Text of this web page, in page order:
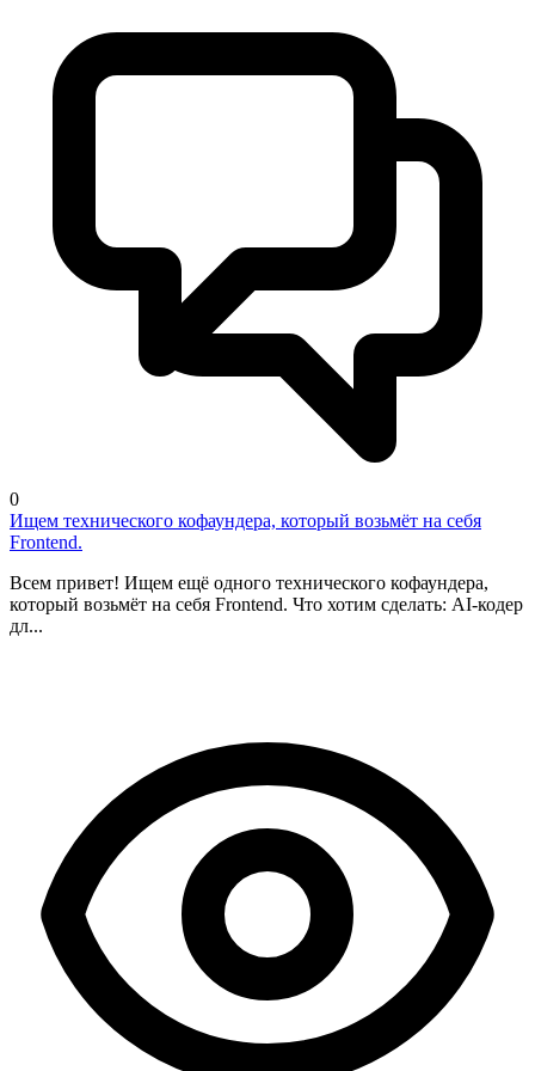
0
Ищем технического кофаундера, который возьмёт на себя
Frontend.
Всем привет! Ищем ещё одного технического кофаундера,
который возьмёт на себя Frontend. Что хотим сделать: AI-кодер
дл...